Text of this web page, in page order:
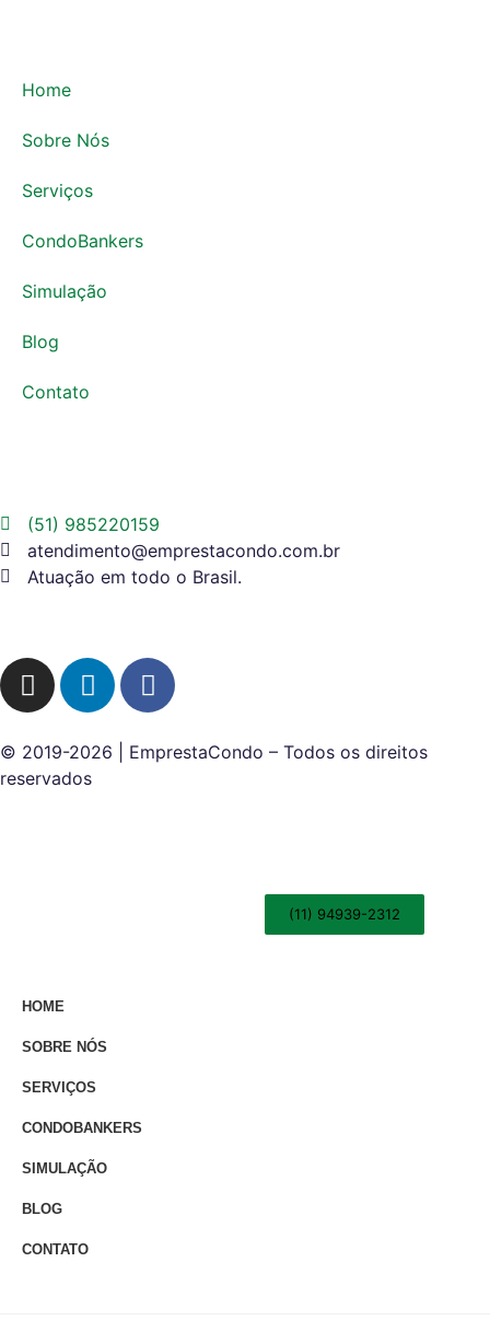
Home
Sobre Nós
Serviços
CondoBankers
Simulação
Blog
Contato
(51) 985220159
atendimento@emprestacondo.com.br
Atuação em todo o Brasil.
© 2019-2026 | EmprestaCondo – Todos os direitos
reservados
(11) 94939-2312
HOME
SOBRE NÓS
SERVIÇOS
CONDOBANKERS
SIMULAÇÃO
BLOG
CONTATO